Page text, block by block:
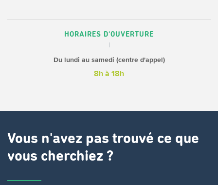
HORAIRES D'OUVERTURE
Du lundi au samedi (centre d'appel)
8h à 18h
Vous n'avez pas trouvé ce que
vous cherchiez ?